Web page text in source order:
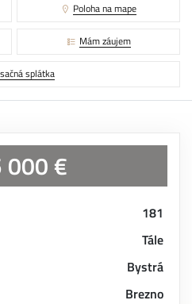
Poloha na mape
Mám záujem
splátka
000 €
181
Tále
Bystrá
Brezno